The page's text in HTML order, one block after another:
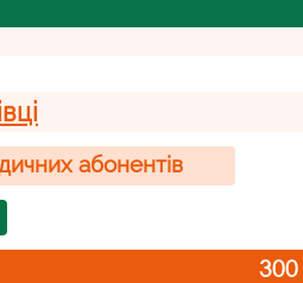
абонентів
300